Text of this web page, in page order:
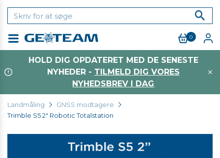
0
HOLD DIG OPDATERET MED DE SENESTE
NYHEDER - TILMELD DIG VORES
NYHEDSBREV I DAG
Landmåling
GNSS modtagere
Trimble S5 2" Robotic Totalstation